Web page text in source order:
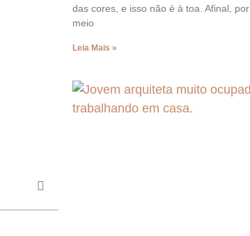
das cores, e isso não é à toa. Afinal, por
meio
Leia Mais »